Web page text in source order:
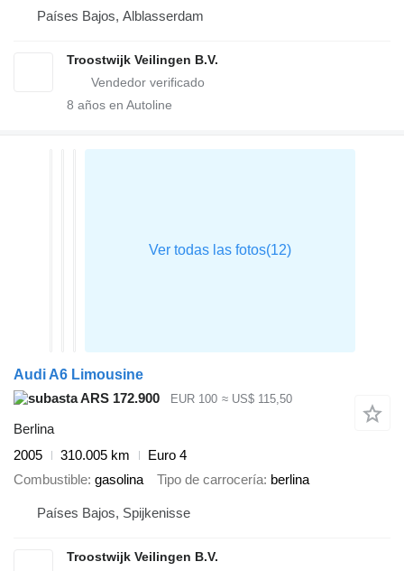
Países Bajos, Alblasserdam
Troostwijk Veilingen B.V.
8 años en Autoline
Audi A6 Limousine
ARS 172.900
EUR 100 ≈ US$ 115,50
Berlina
2005
310.005 km
Euro 4
Combustible gasolina Tipo de carrocería berlina
Países Bajos, Spijkenisse
Troostwijk Veilingen B.V.